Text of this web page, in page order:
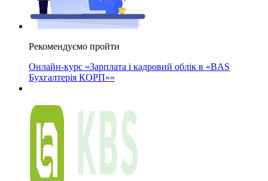
Рекомендуємо пройти
Онлайн-курс «Зарплата і кадровий облік в «BAS
Бухгалтерія КОРП»»